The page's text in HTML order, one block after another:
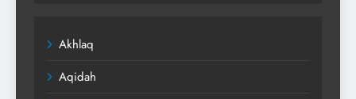
Akhlaq
Aqidah